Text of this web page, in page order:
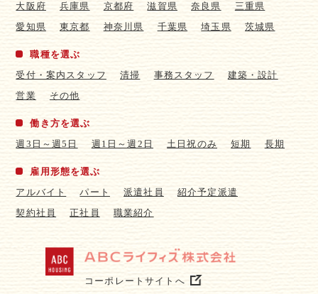
大阪府
兵庫県 京都府 滋賀県 奈良県
三重県
愛知県
東京都 神奈川県 千葉県 埼玉県 茨城県
職種を選ぶ
受付・案内スタッフ
清掃 事務スタッフ
建築・設計
営業
その他
働き方を選ぶ
週3日～週5日
週1日～週2日 土日祝のみ 短期 長期
雇用形態を選ぶ
アルバイト
パート 派遣社員
紹介予定派遣
契約社員
正社員 職業紹介
コーポレートサイトへ